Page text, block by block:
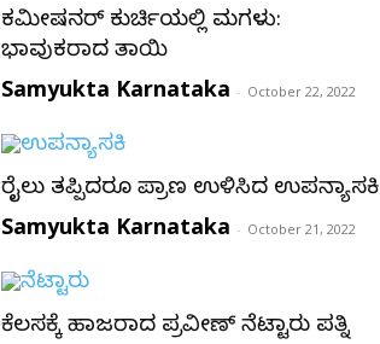
ಕಮೀಷನರ್ ಕುರ್ಚಿಯಲ್ಲಿ ಮಗಳು:
ಭಾವುಕರಾದ ತಾಯಿ
Samyukta Karnataka - October 22, 2022
ರೈಲು ತಪ್ಪಿದರೂ ಪ್ರಾಣ ಉಳಿಸಿದ ಉಪನ್ಯಾಸಕಿ
Samyukta Karnataka - October 21, 2022
ಕೆಲಸಕ್ಕೆ ಹಾಜರಾದ ಪ್ರವೀಣ್ ನೆಟ್ಟಾರು ಪತ್ನಿ